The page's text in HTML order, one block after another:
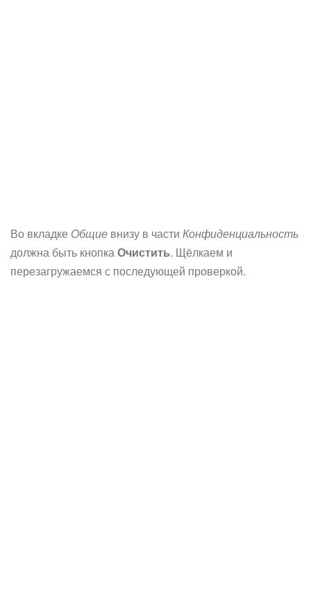
Во вкладке Общие внизу в части Конфиденциальность
должна быть кнопкаОчистить. Щёлкаем и
перезагружаемся с последующей проверкой.